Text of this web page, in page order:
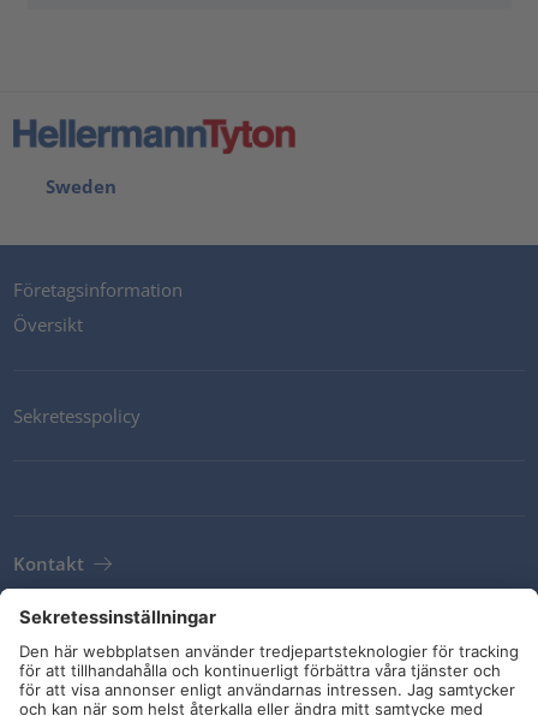
Sweden
Företagsinformation
Översikt
Sekretesspolicy
Kontakt
Leveransvillkor